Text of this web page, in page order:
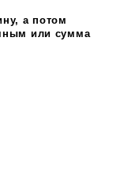
а потом
или сумма